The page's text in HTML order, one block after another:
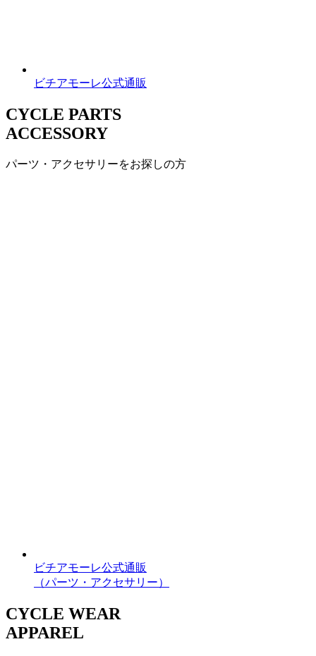
ビチアモーレ公式通販
CYCLE PARTS
ACCESSORY
パーツ・アクセサリーをお探しの方
ビチアモーレ公式通販
（パーツ・アクセサリー）
CYCLE WEAR
APPAREL